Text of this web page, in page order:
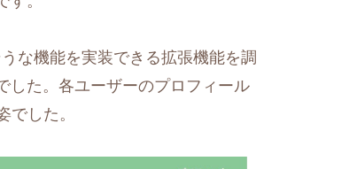
な機能を実装できる拡張機能を調
した。各ユーザーのプロフィール
した。